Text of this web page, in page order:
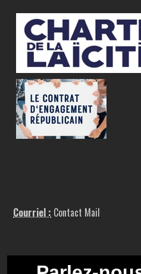
Courriel : Contact Mail